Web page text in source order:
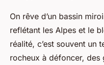
On rêve d’un bassin
reflétant les Alpes et le
réalité, c’est souvent un
rocheux à défoncer, des